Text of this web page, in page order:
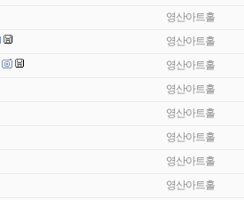
영산아트홀
영산아트홀
영산아트홀
영산아트홀
영산아트홀
영산아트홀
영산아트홀
영산아트홀